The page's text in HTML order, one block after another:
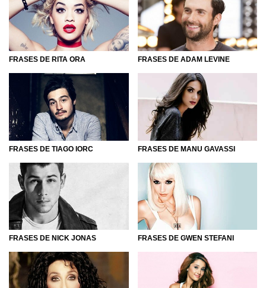
FRASES DE RITA ORA FRASES DE ADAM LEVINE
FRASES DE TIAGO IORC FRASES DE MANU GAVASSI
FRASES DE NICK JONAS FRASES DE GWEN STEFANI